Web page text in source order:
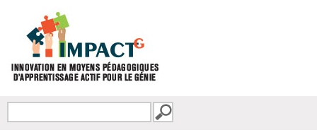
FORMULAIRE DE